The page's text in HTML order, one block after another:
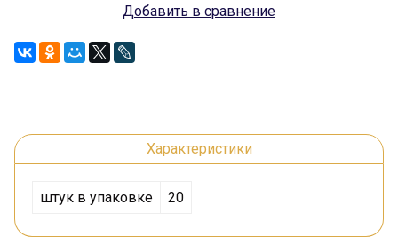
Добавить в сравнение
Характеристики
штук в упаковке 20